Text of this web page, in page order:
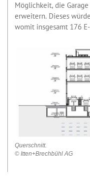
Möglichkeit, die
erweitern. Dieses
womit insgesamt 176
Querschnitt.
© Itten+Brechbühl AG